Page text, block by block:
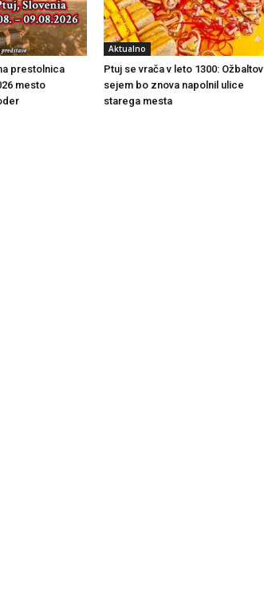
prestolnica
mesto
Aktualno
Ptuj se vrača v leto 1300: Ožbaltov
sejem bo znova napolnil ulice
starega mesta